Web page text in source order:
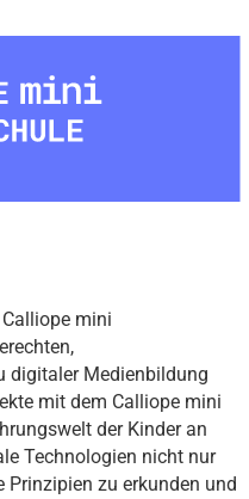
mini
digitaler Medienbildung
mit dem Calliope mini
der Kinder an
Technologien nicht nur
Prinzipien zu erkunden und